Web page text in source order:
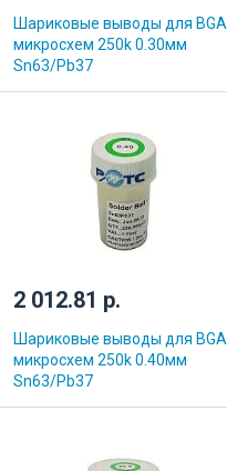
Шариковые выводы для BGA
микросхем 250k 0.30мм
Sn63/Pb37
2 012.81 р.
Шариковые выводы для BGA
микросхем 250k 0.40мм
Sn63/Pb37